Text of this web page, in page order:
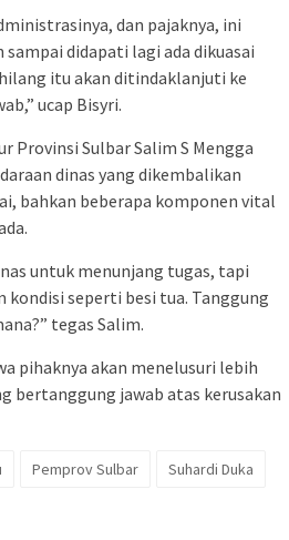
dan pajaknya, ini
sampai didapati lagi ada dikuasai
itu akan ditindaklanjuti ke
ucap Bisyri.
Provinsi Sulbar Salim S Mengga
dinas yang dikembalikan
bahkan beberapa komponen vital
untuk menunjang tugas, tapi
seperti besi tua. Tanggung
tegas Salim.
pihaknya akan menelusuri lebih
bertanggung jawab atas kerusakan
Pemprov Sulbar
Suhardi Duka